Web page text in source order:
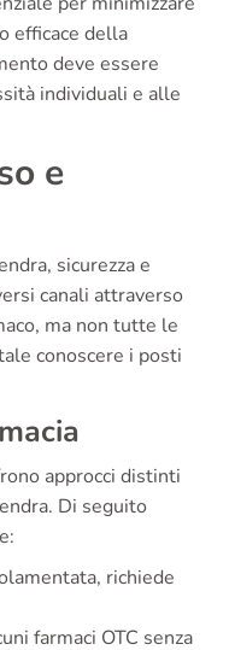
efficace della
deve essere
individuali e alle
e
sicurezza e
canali attraverso
ma non tutte le
conoscere i posti
approcci distinti
Di seguito
richiede
farmaci OTC senza